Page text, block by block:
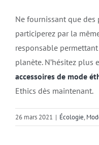
Ne fournissant que
participerez par la
responsable
planète. N’hésitez plus
accessoires de mode
Ethics dès maintenant.
26 mars 2021 | Écologie,